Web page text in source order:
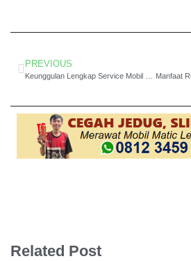
PREVIOUS
Related Post